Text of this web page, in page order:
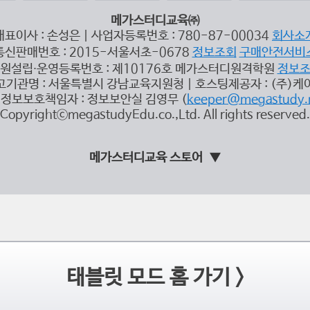
메가스터디교육㈜
표이사 : 손성은 | 사업자등록번호 : 780-87-00034 회사소
신판매번호 : 2015-서울서초-0678 정보조회 구매안전서비
설립∙운영등록번호 : 제10176호 메가스터디원격학원 정보
기관명 : 서울특별시 강남교육지원청 | 호스팅제공자 : (주)케
보보호책임자 : 정보보안실 김영무 (
CopyrightⓒmegastudyEdu.co.,Ltd. All rights reserved.
메가스터디교육 스토어
태블릿 모드 홈 가기 >